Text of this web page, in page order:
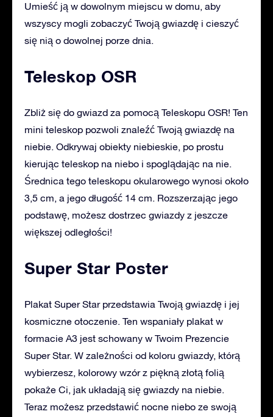
Umieść ją w dowolnym miejscu w domu, aby
wszyscy mogli zobaczyć Twoją gwiazdę i cieszyć
się nią o dowolnej porze dnia.
Teleskop OSR
Zbliż się do gwiazd za pomocą Teleskopu OSR! Ten
mini teleskop pozwoli znaleźć Twoją gwiazdę na
niebie. Odkrywaj obiekty niebieskie, po prostu
kierując teleskop na niebo i spoglądając na nie.
Średnica tego teleskopu okularowego wynosi około
3,5 cm, a jego długość 14 cm. Rozszerzając jego
podstawę, możesz dostrzec gwiazdy z jeszcze
większej odległości!
Super Star Poster
Plakat Super Star przedstawia Twoją gwiazdę i jej
kosmiczne otoczenie. Ten wspaniały plakat w
formacie A3 jest schowany w Twoim Prezencie
Super Star. W zależności od koloru gwiazdy, którą
wybierzesz, kolorowy wzór z piękną złotą folią
pokaże Ci, jak układają się gwiazdy na niebie.
Teraz możesz przedstawić nocne niebo ze swoją